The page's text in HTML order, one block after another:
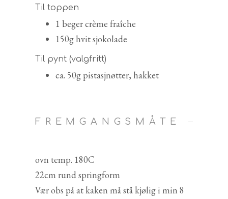
Til toppen
1 beger crème fraîche
150g hvit sjokolade
Til pynt (valgfritt)
ca. 50g pistasjnøtter, hakket
FREMGANGSMÅTE
ovn temp. 180C
22cm rund springform
Vær obs på at kaken må stå kjølig i min 8